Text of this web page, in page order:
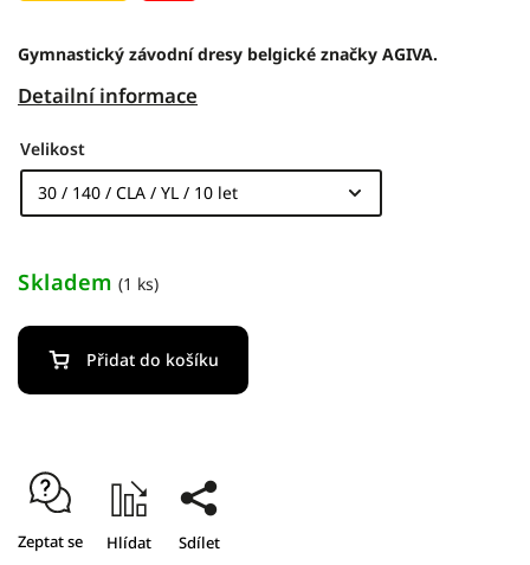
Gymnastický závodní dresy belgické značky AGIVA.
Detailní informace
Velikost
Skladem (1 ks)
Přidat do košíku
Zeptat se Hlídat Sdílet